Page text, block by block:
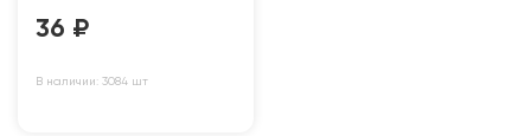
36 ₽
В наличии: 3084 шт